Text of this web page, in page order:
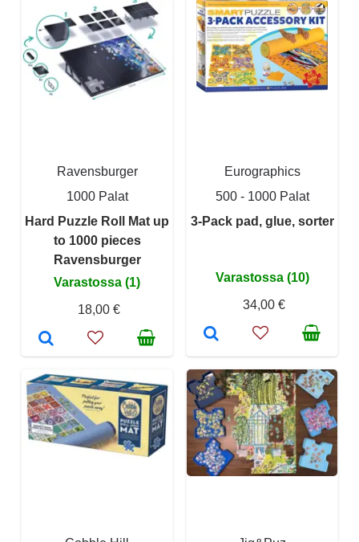
Ravensburger
1000 Palat
Hard Puzzle Roll Mat up
to 1000 pieces
Ravensburger
Varastossa (1)
18,00 €
Eurographics
500 - 1000 Palat
3-Pack pad, glue, sorter
Varastossa (10)
34,00 €